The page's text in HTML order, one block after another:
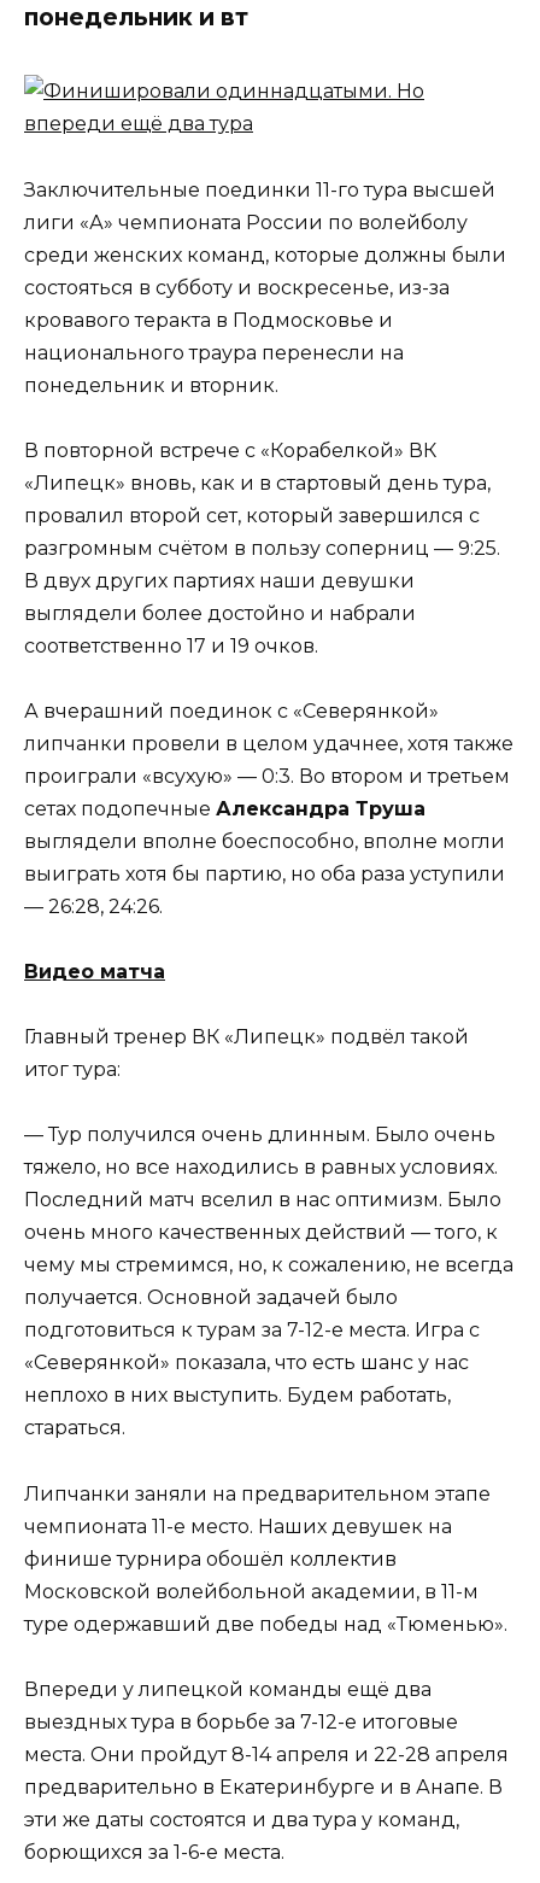
понедельник и вт
Заключительные поединки 11-го тура высшей
лиги «А» чемпионата России по волейболу
среди женских команд, которые должны были
состояться в субботу и воскресенье, из-за
кровавого теракта в Подмосковье и
национального траура перенесли на
понедельник и вторник.
В повторной встрече с «Корабелкой» ВК
«Липецк» вновь, как и в стартовый день тура,
провалил второй сет, который завершился с
разгромным счётом в пользу соперниц — 9:25.
В двух других партиях наши девушки
выглядели более достойно и набрали
соответственно 17 и 19 очков.
А вчерашний поединок с «Северянкой»
липчанки провели в целом удачнее, хотя также
проиграли «всухую» — 0:3. Во втором и третьем
сетах подопечные Александра Труша
выглядели вполне боеспособно, вполне могли
выиграть хотя бы партию, но оба раза уступили
— 26:28, 24:26.
Видео матча
Главный тренер ВК «Липецк» подвёл такой
итог тура:
— Тур получился очень длинным. Было очень
тяжело, но все находились в равных условиях.
Последний матч вселил в нас оптимизм. Было
очень много качественных действий — того, к
чему мы стремимся, но, к сожалению, не всегда
получается. Основной задачей было
подготовиться к турам за 7-12-е места. Игра с
«Северянкой» показала, что есть шанс у нас
неплохо в них выступить. Будем работать,
стараться.
Липчанки заняли на предварительном этапе
чемпионата 11-е место. Наших девушек на
финише турнира обошёл коллектив
Московской волейбольной академии, в 11-м
туре одержавший две победы над «Тюменью».
Впереди у липецкой команды ещё два
выездных тура в борьбе за 7-12-е итоговые
места. Они пройдут 8-14 апреля и 22-28 апреля
предварительно в Екатеринбурге и в Анапе. В
эти же даты состоятся и два тура у команд,
борющихся за 1-6-е места.